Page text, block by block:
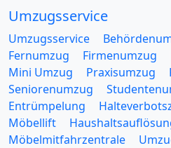
Umzugsservice
Umzugsservice
Fernumzug
Firmenumzug
Mini Umzug
Praxisumzug
Seniorenumzug
Entrümpelung
Möbellift
Möbelmitfahrzentrale